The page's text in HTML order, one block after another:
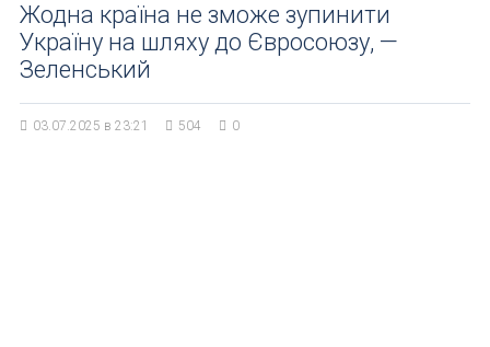
Жодна країна не зможе зупинити
Україну на шляху до Євросоюзу, —
Зеленський
03.07.2025 в 23:21 504 0